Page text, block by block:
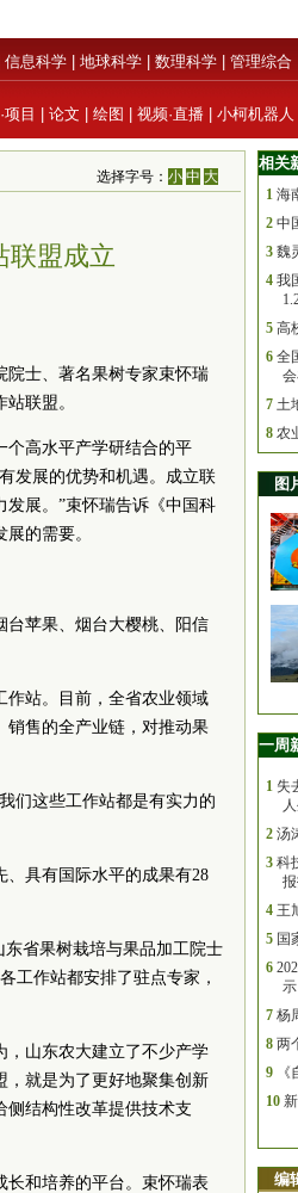
信息科学 地球科学 数理科学 管理综合
项目 论文 绘图 视频·直播 小柯机器人
选择字号：小 中 大
联盟成立
院士、著名果树专家束怀瑞
联盟。
个高水平产学研结合的平
发展的优势和机遇。成立联
展。”束怀瑞告诉《中国科
的需要。
台苹果、烟台大樱桃、阳信
作站。目前，全省农业领域
销售的全产业链，对推动果
们这些工作站都是有实力的
、具有国际水平的成果有28
省果树栽培与果品加工院士
工作站都安排了驻点专家，
，山东农大建立了不少产学
，就是为了更好地聚集创新
侧结构性改革提供技术支
长和培养的平台。束怀瑞表
相关
1 海
2 中
3 魏
4 我
5 高
6 全
7 土
8 农
图
一周
1 失
2 汤
3 科
4 王
5 国
6
示
7 杨
8 两
9
10
编